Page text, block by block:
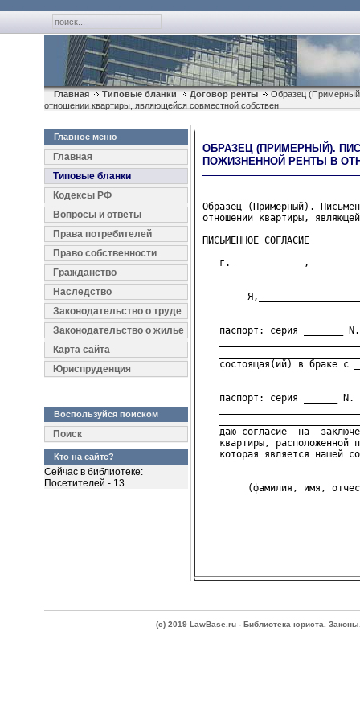
Главная Типовые бланки Договор ренты
Образец
отношении квартиры, являющейся совместной собствен
Главное меню
Главная
Типовые бланки
Кодексы РФ
Вопросы и ответы
Права потребителей
Право собственности
Гражданство
Наследство
Законодательство о труде
Законодательство о жилье
Карта сайта
Юриспруденция
Воспользуйся поиском
Поиск
Кто на сайте?
Сейчас в библиотеке:
Посетителей - 13
ОБРАЗЕЦ (ПРИМЕРНЫЙ).
ПОЖИЗНЕННОЙ РЕНТЫ В
Образец (Примерный).
отношении квартиры,
ПИСЬМЕННОЕ СОГЛАСИЕ
г. ____________,
паспорт: серия _______ N.
состоящая(ий) в браке с
паспорт: серия ______ N.
даю согласие  на
квартиры, расположенной
которая является нашей
(c) 2019 LawBase.ru - Библиотека юриста.